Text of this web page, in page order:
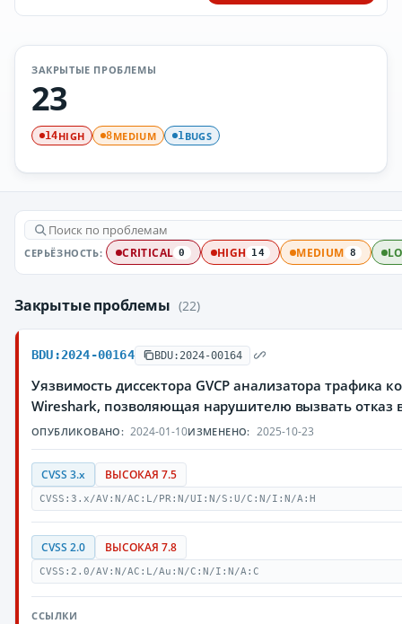
ЗАКРЫТЫЕ ПРОБЛЕМЫ
23
14HIGH 8MEDIUM 1BUGS
СЕРЬЁЗНОСТЬ: CRITICAL 0 HIGH 14 MEDIUM 8
Закрытые проблемы (22)
BDU:2024-00164 BDU:2024-00164
Уязвимость диссектора GVCP анализатора трафика
Wireshark, позволяющая нарушителю вызвать отказ
ОПУБЛИКОВАНО: 2024-01-10ИЗМЕНЕНО: 2025-10-23
CVSS 3.x ВЫСОКАЯ 7.5
CVSS:3.x/AV:N/AC:L/PR:N/UI:N/S:U/C:N/I:N/A:H
CVSS 2.0 ВЫСОКАЯ 7.8
CVSS:2.0/AV:N/AC:L/Au:N/C:N/I:N/A:C
ССЫЛКИ